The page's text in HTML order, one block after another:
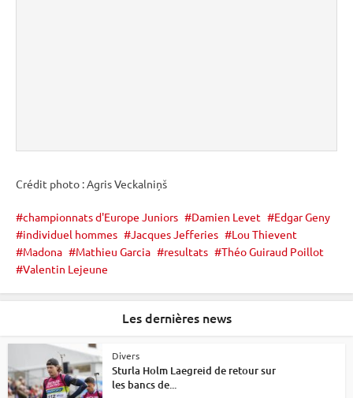
Crédit photo : Agris Veckalniņš
championnats d'Europe Juniors Damien Levet
Edgar Geny
individuel hommes
Jacques Jefferies
Lou Thievent
Madona
Mathieu Garcia resultats
Théo Guiraud Poillot
Valentin Lejeune
Les dernières news
Divers
Sturla Holm Laegreid de retour sur
les bancs de...